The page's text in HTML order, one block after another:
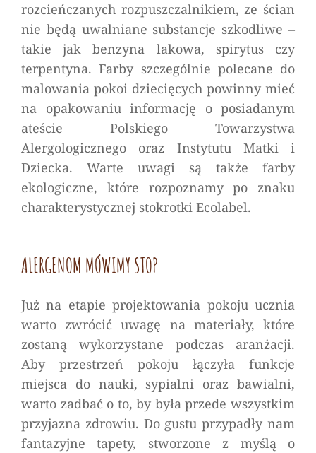
rozcieńczanych rozpuszczalnikiem, ze ścian
nie będą uwalniane substancje szkodliwe –
takie jak benzyna lakowa, spirytus czy
terpentyna. Farby szczególnie polecane do
malowania pokoi dziecięcych powinny mieć
na opakowaniu informację o posiadanym
ateście Polskiego Towarzystwa
Alergologicznego oraz Instytutu Matki i
Dziecka. Warte uwagi są także farby
ekologiczne, które rozpoznamy po znaku
charakterystycznej stokrotki Ecolabel.
ALERGENOM MÓWIMY STOP
Już na etapie projektowania pokoju ucznia
warto zwrócić uwagę na materiały, które
zostaną wykorzystane podczas aranżacji.
Aby przestrzeń pokoju łączyła funkcje
miejsca do nauki, sypialni oraz bawialni,
warto zadbać o to, by była przede wszystkim
przyjazna zdrowiu. Do gustu przypadły nam
fantazyjne tapety, stworzone z myślą o